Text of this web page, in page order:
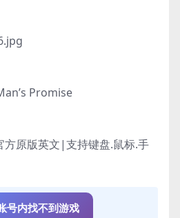
Promise
原版英文|支持键盘.鼠标.手
号内找不到游戏